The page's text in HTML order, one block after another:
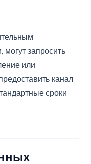
запросить
или
канал
сроки